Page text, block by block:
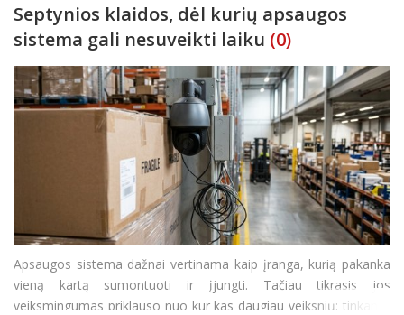
Septynios klaidos, dėl kurių apsaugos
sistema gali nesuveikti laiku (0)
Apsaugos sistema dažnai vertinama kaip įranga, kurią pakanka
vieną kartą sumontuoti ir įjungti. Tačiau tikrasis jos
veiksmingumas priklauso nuo kur kas daugiau veiksnių: tinkamo